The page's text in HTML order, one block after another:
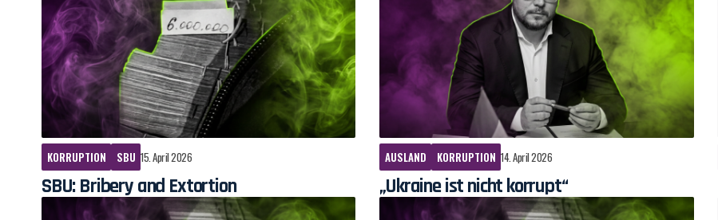
KORRUPTION SBU 15. April 2026
SBU: Bribery and Extortion
AUSLAND KORRUPTION 14. April 2026
„Ukraine ist nicht korrupt“